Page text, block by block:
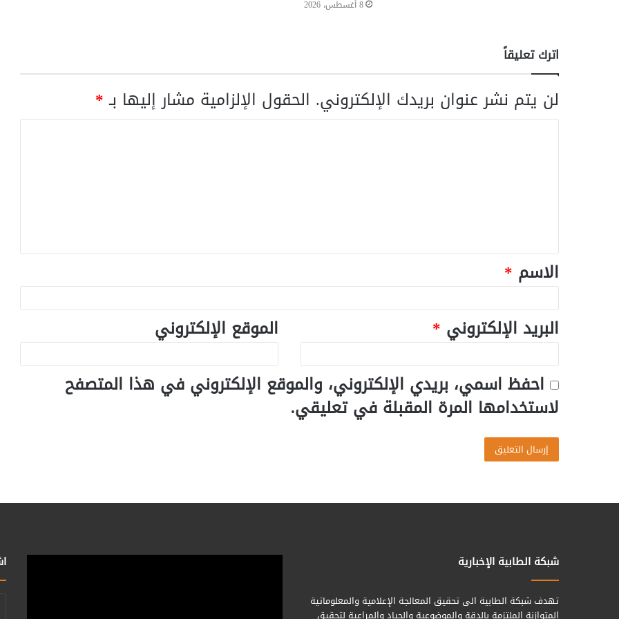
8 أغسطس، 2026
اترك تعليقاً
لن يتم نشر عنوان بريدك الإلكتروني. الحقول الإلزامية مشار إليها بـ*
الاسم *
البريد الإلكتروني *
الموقع الإلكتروني
احفظ اسمي، بريدي الإلكتروني، والموقع الإلكتروني في هذا المتصفح
لاستخدامها المرة المقبلة في تعليقي.
شبكة الطابية الإخبارية
تهدف شبكة الطابية الى تحقيق المعالجة الإعلامية والمعلوماتية
المتوازنة الملتزمة بالدقة والموضوعية والحياد والمراعية لتحقيق